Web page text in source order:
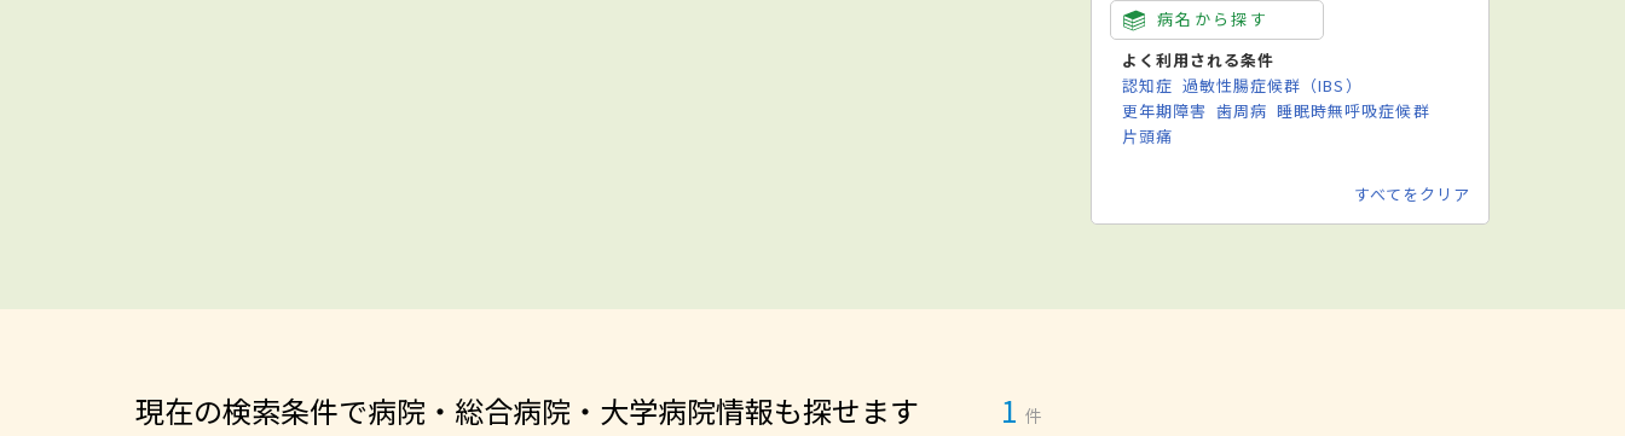
病名から探す
よく利用される条件
認知症 過敏性腸症候群（IBS）
更年期障害 歯周病 睡眠時無呼吸症候群
片頭痛
すべてをクリア
現在の検索条件で病院・総合病院・大学病院情報も探せます 1 件